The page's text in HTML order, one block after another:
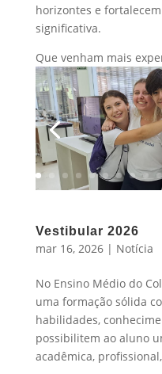
horizontes e
significativa.
Que venham mais
Vestibular 2026
mar 16, 2026| Notícia
No Ensino Médio do
uma formação sólida
habilidades,
possibilitem ao aluno
acadêmica,